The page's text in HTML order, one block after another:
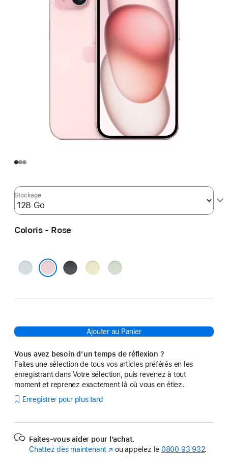
Stockage
Coloris - Rose
Bleu Noir JauneVert
Ajouter au Panier
Vous avez besoin d’un temps de réflexion ?
Faites une sélection de tous vos articles préférés en les
enregistrant dans Votre sélection, puis revenez à tout
moment et reprenez exactement là où vous en étiez.
Enregistrer pour plus tard
Faites-vous aider pour l’achat.
Chattez dès maintenant (s’ouvre
ou appelez le 0800 93 932.